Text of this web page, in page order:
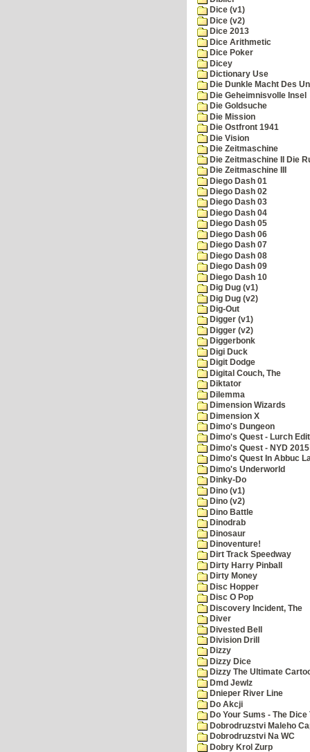
Dice (v1)
Dice (v2)
Dice 2013
Dice Arithmetic
Dice Poker
Dicey
Dictionary Use
Die Dunkle Macht Des
Die Geheimnisvolle Insel
Die Goldsuche
Die Mission
Die Ostfront 1941
Die Vision
Die Zeitmaschine
Die Zeitmaschine II Die
Die Zeitmaschine III
Diego Dash 01
Diego Dash 02
Diego Dash 03
Diego Dash 04
Diego Dash 05
Diego Dash 06
Diego Dash 07
Diego Dash 08
Diego Dash 09
Diego Dash 10
Dig Dug (v1)
Dig Dug (v2)
Dig-Out
Digger (v1)
Digger (v2)
Diggerbonk
Digi Duck
Digit Dodge
Digital Couch, The
Diktator
Dilemma
Dimension Wizards
Dimension X
Dimo's Dungeon
Dimo's Quest - Lurch
Dimo's Quest - NYD
Dimo's Quest In Abbuc
Dimo's Underworld
Dinky-Do
Dino (v1)
Dino (v2)
Dino Battle
Dinodrab
Dinosaur
Dinoventure!
Dirt Track Speedway
Dirty Harry Pinball
Dirty Money
Disc Hopper
Disc O Pop
Discovery Incident, The
Diver
Divested Bell
Division Drill
Dizzy
Dizzy Dice
Dizzy The Ultimate
Dmd Jewlz
Dnieper River Line
Do Akcji
Do Your Sums - The
Dobrodruzstvi Maleho
Dobrodruzstvi Na WC
Dobry Krol Zurp